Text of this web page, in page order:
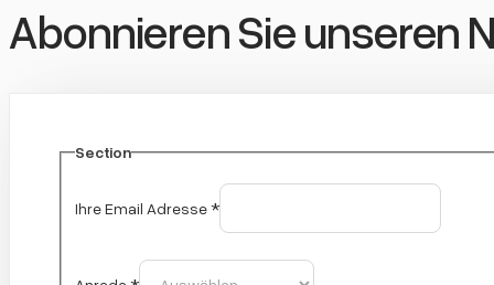
Abonnieren Sie unseren
Section
Ihre Email Adresse*